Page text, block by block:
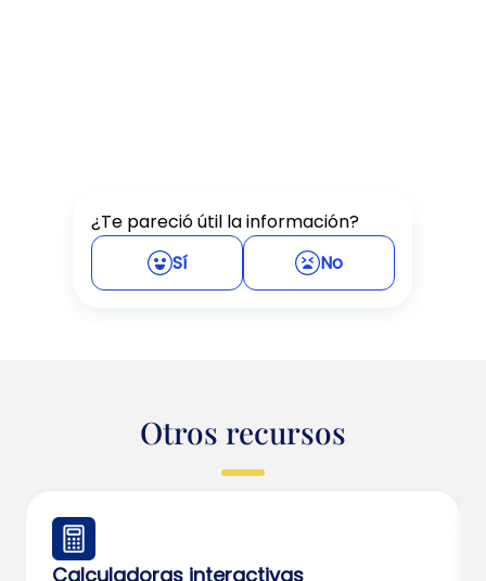
¿Te pareció útil la información?
Sí
No
Otros recursos
Calculadoras interactivas